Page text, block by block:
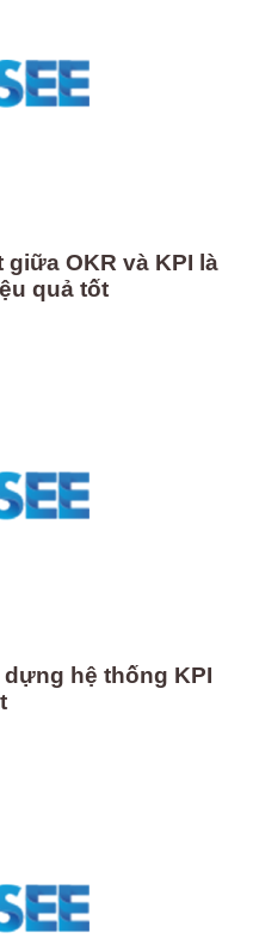
OKR và KPI là
quả tốt
hệ thống KPI